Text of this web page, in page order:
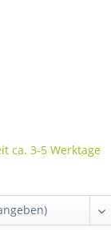
ca. 3-5 Werktage